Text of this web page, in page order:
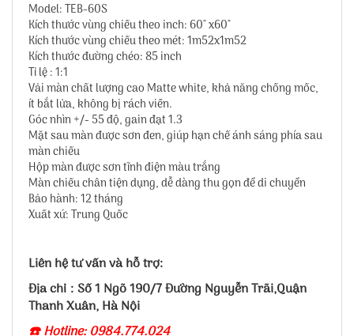
Model: TEB-60S
Kích thước vùng chiếu theo inch: 60" x60"
Kích thước vùng chiếu theo mét: 1m52x1m52
Kích thước đường chéo: 85 inch
Tỉ lệ : 1:1
Vải màn chất lượng cao Matte white, khả năng chống mốc,
ít bắt lửa, không bị rách viền.
Góc nhìn +/- 55 độ, gain đạt 1.3
Mặt sau màn được sơn đen, giúp hạn chế ánh sáng phía sau
màn chiếu
Hộp màn được sơn tĩnh điện màu trắng
Màn chiếu chân tiện dụng, dễ dàng thu gọn để di chuyển
Bảo hành: 12 tháng
Xuất xứ: Trung Quốc
Liên hệ tư vấn và hỗ trợ:
Địa chỉ : Số 1 Ngõ 190/7 Đường Nguyễn Trãi,Quận
Thanh Xuân, Hà Nội